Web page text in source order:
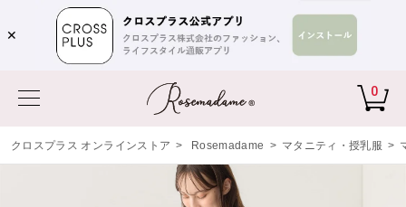
✕
0
クロスプラス オンラインストア > Rosemadame > マタニティ・授乳服 >